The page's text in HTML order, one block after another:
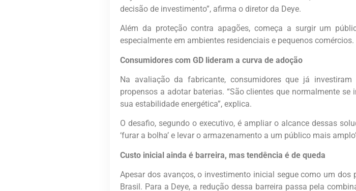
decisão de investimento”, afirma o diretor da Deye.
Além da proteção contra apagões, começa a surgir um
especialmente em ambientes residenciais e pequenos comércios.
Consumidores com GD lideram a curva de adoção
Na avaliação da fabricante, consumidores que já
propensos a adotar baterias. “São clientes que normalmente
sua estabilidade energética”, explica.
O desafio, segundo o executivo, é ampliar o alcance dessas
‘furar a bolha’ e levar o armazenamento a um público mais
Custo inicial ainda é barreira, mas tendência é de queda
Apesar dos avanços, o investimento inicial segue como um
Brasil. Para a Deye, a redução dessa barreira passa pela